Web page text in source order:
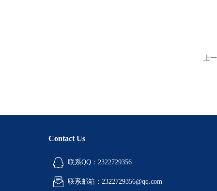
上
Contact Us
联系QQ：2322729356
联系邮箱：2322729356@qq.com